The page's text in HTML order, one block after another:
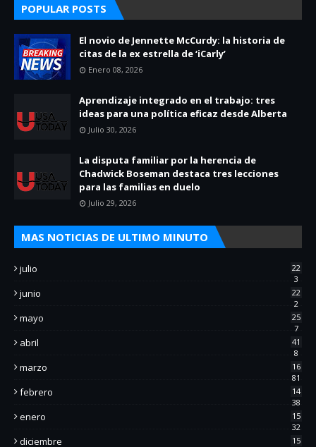
POPULAR POSTS
El novio de Jennette McCurdy: la historia de
citas de la ex estrella de ‘iCarly’
Enero 08, 2026
Aprendizaje integrado en el trabajo: tres
ideas para una política eficaz desde Alberta
Julio 30, 2026
La disputa familiar por la herencia de
Chadwick Boseman destaca tres lecciones
para las familias en duelo
Julio 29, 2026
MAS NOTICIAS DE ULTIMO MINUTO
julio
22
3
junio
22
2
mayo
25
7
abril
41
8
marzo
16
81
febrero
14
38
enero
15
32
diciembre
15